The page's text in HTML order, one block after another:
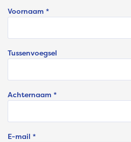
Voornaam *
Tussenvoegsel
Achternaam *
E-mail *